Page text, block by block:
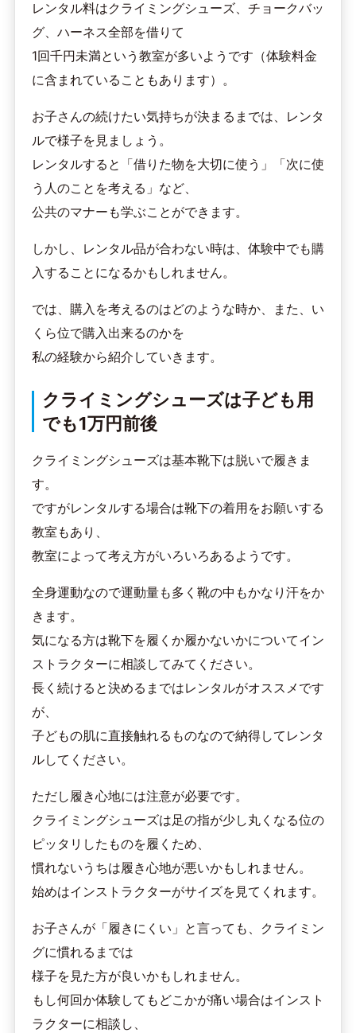
レンタル料はクライミングシューズ、チョークバッ
グ、ハーネス全部を借りて
1回千円未満という教室が多いようです（体験料金
に含まれていることもあります）。
お子さんの続けたい気持ちが決まるまでは、レンタ
ルで様子を見ましょう。
レンタルすると「借りた物を大切に使う」「次に使
う人のことを考える」など、
公共のマナーも学ぶことができます。
しかし、レンタル品が合わない時は、体験中でも購
入することになるかもしれません。
では、購入を考えるのはどのような時か、また、い
くら位で購入出来るのかを
私の経験から紹介していきます。
クライミングシューズは子ども用
でも1万円前後
クライミングシューズは基本靴下は脱いで履きま
す。
ですがレンタルする場合は靴下の着用をお願いする
教室もあり、
教室によって考え方がいろいろあるようです。
全身運動なので運動量も多く靴の中もかなり汗をか
きます。
気になる方は靴下を履くか履かないかについてイン
ストラクターに相談してみてください。
長く続けると決めるまではレンタルがオススメです
が、
子どもの肌に直接触れるものなので納得してレンタ
ルしてください。
ただし履き心地には注意が必要です。
クライミングシューズは足の指が少し丸くなる位の
ピッタリしたものを履くため、
慣れないうちは履き心地が悪いかもしれません。
始めはインストラクターがサイズを見てくれます。
お子さんが「履きにくい」と言っても、クライミン
グに慣れるまでは
様子を見た方が良いかもしれません。
もし何回か体験してもどこかが痛い場合はインスト
ラクターに相談し、